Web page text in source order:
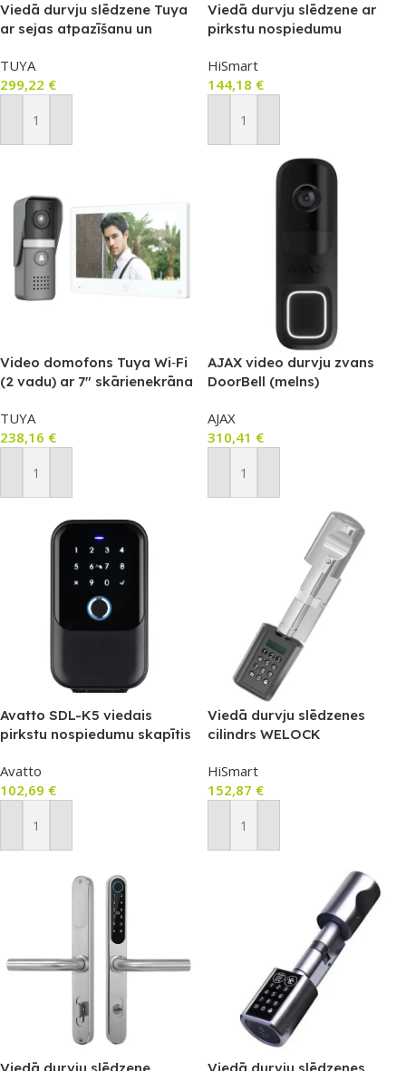
Viedā durvju slēdzene Tuya
ar sejas atpazīšanu un
roka, Mortise 4585)
TUYA
299,22 €
Pievienot Grozam
Viedā durvju slēdzene ar
pirkstu nospiedumu
CLDBUS, Matter)
HiSmart
144,18 €
Pievienot Grozam
Video domofons Tuya Wi‑Fi
(2 vadu) ar 7″ skārienekrāna
TUYA
238,16 €
Pievienot Grozam
AJAX video durvju zvans
DoorBell (melns)
AJAX
310,41 €
Pievienot Grozam
Avatto SDL-K5 viedais
pirkstu nospiedumu skapītis
Avatto
102,69 €
Pievienot Grozam
Viedā durvju slēdzenes
cilindrs WELOCK
HiSmart
152,87 €
Pievienot Grozam